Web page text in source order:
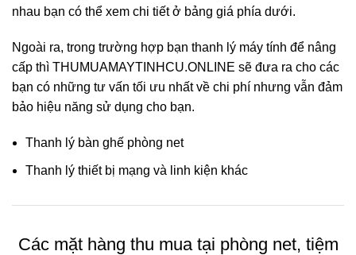
nhau bạn có thể xem chi tiết ở bảng giá phía dưới.
Ngoài ra, trong trường hợp bạn thanh lý máy tính để nâng
cấp thì THUMUAMAYTINHCU.ONLINE sẽ đưa ra cho các
bạn có những tư vấn tối ưu nhất về chi phí nhưng vẫn đảm
bảo hiệu năng sử dụng cho bạn.
Thanh lý bàn ghế phòng net
Thanh lý thiết bị mạng và linh kiện khác
Các mặt hàng thu mua tại phòng net, tiệm